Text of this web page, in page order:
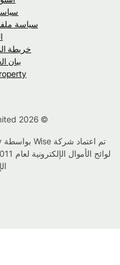
سياسة
سياسة
خريطة
بيان
لوائح الأموال الإلكترونية لعام 2011، مرجع الشركة